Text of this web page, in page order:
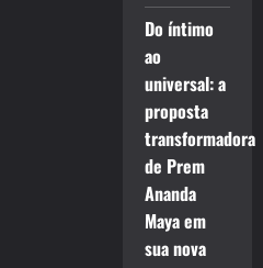
Do íntimo
ao
universal: a
proposta
transformadora
de Prem
Ananda
Maya em
sua nova